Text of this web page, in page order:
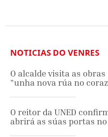
NOTICIAS DO VENRES
O alcalde visita as obras
"unha nova rúa no
O reitor da UNED
abrirá as súas portas